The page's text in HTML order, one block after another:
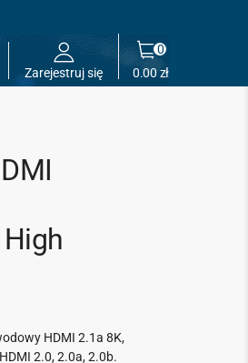
Zarejestruj się 0.00zł
0
HDMI 2.1a 8K,
2.0, 2.0a, 2.0b.